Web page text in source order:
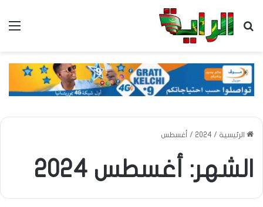
بحث عن
الرئيسية /
2024
/ أغسطس
الشهر: أغسطس 2024